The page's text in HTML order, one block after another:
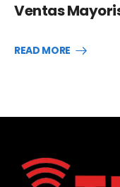
Ventas
READ MORE